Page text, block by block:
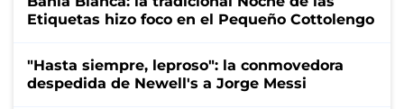
Etiquetas hizo foco en el Pequeño Cottolengo
"Hasta siempre, leproso": la conmovedora
despedida de Newell's a Jorge Messi